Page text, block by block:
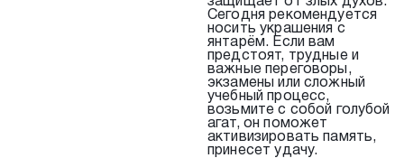
Сегодня рекомендуется
носить украшения с
янтарём. Если вам
предстоят, трудные и
важные переговоры,
экзамены или сложный
учебный процесс,
возьмите с собой голубой
агат, он поможет
активизировать память,
принесет удачу.